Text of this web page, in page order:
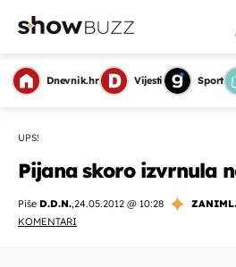
Dnevnik.hr Vijesti Sport
UPS!
Pijana skoro izvrnula
Piše D.D.N.,24.05.2012 @ 10:28
KOMENTARI